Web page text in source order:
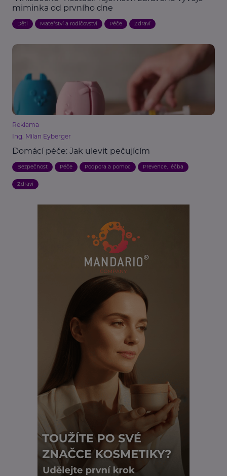
miminka od prvního dne
Děti Mateřství a rodičovství Péče Zdraví
Reklama
Ing. Milan Eyberger
Domácí péče: Jak ulevit pečujícím
Bezpečnost Péče Podpora a pomoc Prevence, léčba
Zdraví